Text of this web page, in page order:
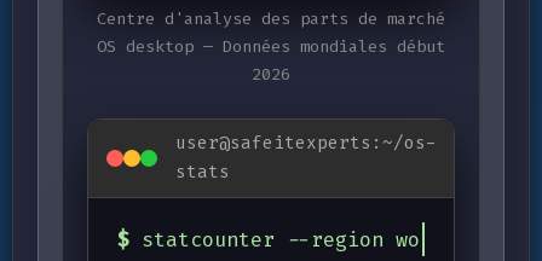
Centre d'analyse des parts de marché
OS desktop — Données mondiales début
2026
user@safeitexperts:~/os-
stats
$ statcounter --region worldwide